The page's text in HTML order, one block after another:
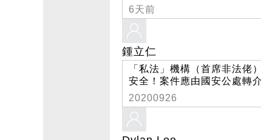
6天前
鍾立仁
「私法」機構（首席非法佬
安全！案件應由國安公處轉
20200926